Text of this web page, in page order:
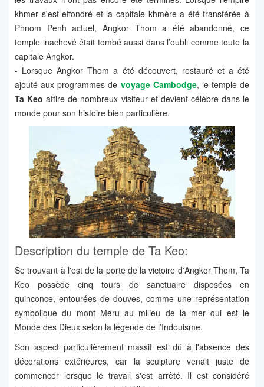
khmer s'est effondré et la capitale khmère a été transférée à
Phnom Penh actuel, Angkor Thom a été abandonné, ce
temple inachevé était tombé aussi dans l’oubli comme toute la
capitale Angkor.
- Lorsque Angkor Thom a été découvert, restauré et a été
ajouté aux programmes de voyage Cambodge, le temple de
Ta Keoattire de nombreux visiteur et devient célèbre dans le
monde pour son histoire bien particulière.
Description du temple de Ta Keo:
Se trouvant à l'est de la porte de la victoire d'Angkor Thom, Ta
Keo possède cinq tours de sanctuaire disposées en
quinconce, entourées de douves, comme une représentation
symbolique du mont Meru au milieu de la mer qui est le
Monde des Dieux selon la légende de l’Indouisme.
Son aspect particulièrement massif est dû à l'absence des
décorations extérieures, car la sculpture venait juste de
commencer lorsque le travail s'est arrêté. Il est considéré